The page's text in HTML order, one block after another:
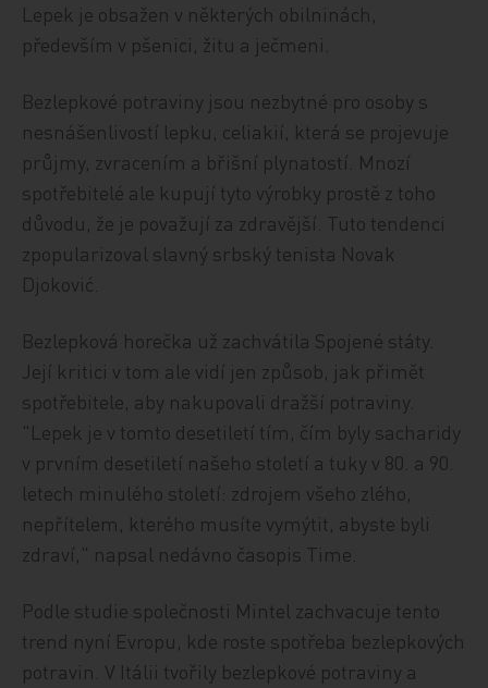
Lepek je obsažen v některých obilninách,
především v pšenici, žitu a ječmeni.
Bezlepkové potraviny jsou nezbytné pro osoby s
nesnášenlivostí lepku, celiakií, která se projevuje
průjmy, zvracením a břišní plynatostí. Mnozí
spotřebitelé ale kupují tyto výrobky prostě z toho
důvodu, že je považují za zdravější. Tuto tendenci
zpopularizoval slavný srbský tenista Novak
Djoković.
Bezlepková horečka už zachvátila Spojené státy.
Její kritici v tom ale vidí jen způsob, jak přimět
spotřebitele, aby nakupovali dražší potraviny.
"Lepek je v tomto desetiletí tím, čím byly sacharidy
v prvním desetiletí našeho století a tuky v 80. a 90.
letech minulého století: zdrojem všeho zlého,
nepřítelem, kterého musíte vymýtit, abyste byli
zdraví," napsal nedávno časopis Time.
Podle studie společnosti Mintel zachvacuje tento
trend nyní Evropu, kde roste spotřeba bezlepkových
potravin. V Itálii tvořily bezlepkové potraviny a